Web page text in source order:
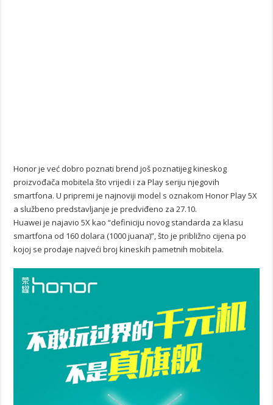
Honor je već dobro poznati brend još poznatijeg kineskog
proizvođača mobitela što vrijedi i za Play seriju njegovih
smartfona. U pripremi je najnoviji model s oznakom Honor Play 5X
a službeno predstavljanje je predviđeno za 27.10.
Huawei je najavio 5X kao “definiciju novog standarda za klasu
smartfona od 160 dolara (1000 juana)”, što je približno cijena po
kojoj se prodaje najveći broj kineskih pametnih mobitela.